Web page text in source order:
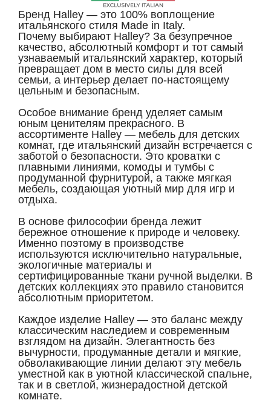
Бренд Halley — это 100% воплощение
итальянского стиля Made in Italy.
Почему выбирают Halley? За безупречное
качество, абсолютный комфорт и тот самый
узнаваемый итальянский характер, который
превращает дом в место силы для всей
семьи, а интерьер делает по-настоящему
цельным и безопасным.
Особое внимание бренд уделяет самым
юным ценителям прекрасного. В
ассортименте Halley — мебель для детских
комнат, где итальянский дизайн встречается с
заботой о безопасности. Это кроватки с
плавными линиями, комоды и тумбы с
продуманной фурнитурой, а также мягкая
мебель, создающая уютный мир для игр и
отдыха.
В основе философии бренда лежит
бережное отношение к природе и человеку.
Именно поэтому в производстве
используются исключительно натуральные,
экологичные материалы и
сертифицированные ткани ручной выделки. В
детских коллекциях это правило становится
абсолютным приоритетом.
Каждое изделие Halley — это баланс между
классическим наследием и современным
взглядом на дизайн. Элегантность без
вычурности, продуманные детали и мягкие,
обволакивающие линии делают эту мебель
уместной как в уютной классической спальне,
так и в светлой, жизнерадостной детской
комнате.